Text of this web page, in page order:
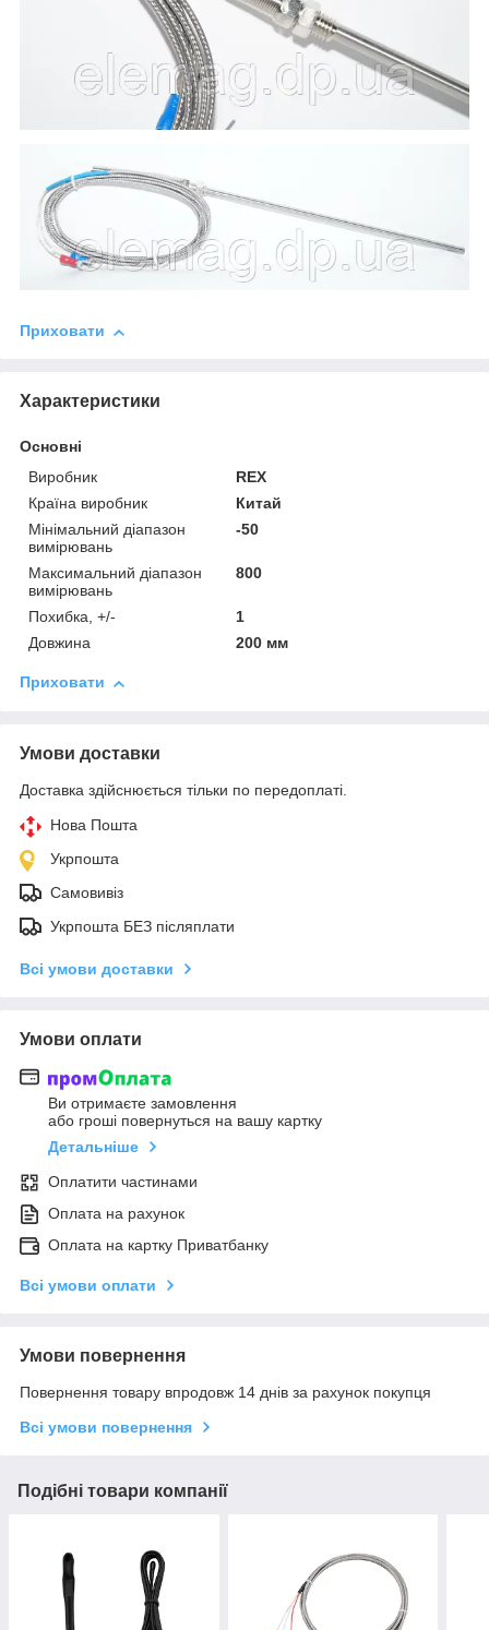
Приховати
Характеристики
Основні
Виробник
REX
Країна виробник
Китай
Мінімальний діапазон
вимірювань
-50
Максимальний діапазон
вимірювань
800
Похибка, +/-
1
Довжина
200 мм
Приховати
Умови доставки
Доставка здійснюється тільки по передоплаті.
Нова Пошта
Укрпошта
Самовивіз
Укрпошта БЕЗ післяплати
Всі умови доставки
Умови оплати
Ви отримаєте замовлення
або гроші повернуться на вашу картку
Детальніше
Оплатити частинами
Оплата на рахунок
Оплата на картку Приватбанку
Всі умови оплати
Умови повернення
Повернення товару впродовж 14 днів за рахунок покупця
Всі умови повернення
Подібні товари компанії